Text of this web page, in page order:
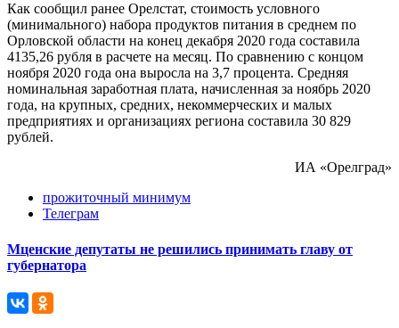
Как сообщил ранее Орелстат, стоимость условного
(минимального) набора продуктов питания в среднем по
Орловской области на конец декабря 2020 года составила
4135,26 рубля в расчете на месяц. По сравнению с концом
ноября 2020 года она выросла на 3,7 процента. Средняя
номинальная заработная плата, начисленная за ноябрь 2020
года, на крупных, средних, некоммерческих и малых
предприятиях и организациях региона составила 30 829
рублей.
ИА «Орелград»
прожиточный минимум
Телеграм
Мценские депутаты не решились принимать главу от
губернатора